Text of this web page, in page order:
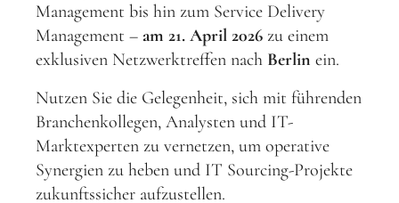
Management bis hin zum Service Delivery
Management – am 21. April 2026 zu einem
exklusiven Netzwerktreffen nach Berlin ein.
Nutzen Sie die Gelegenheit, sich mit führenden
Branchenkollegen, Analysten und IT-
Marktexperten zu vernetzen, um operative
Synergien zu heben und IT Sourcing-Projekte
zukunftssicher aufzustellen.